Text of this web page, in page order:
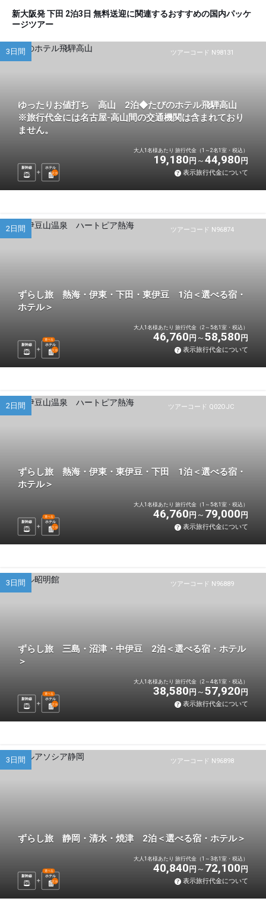
新大阪発 下田 2泊3日 無料送迎に関連するおすすめの国内パッケ
ージツアー
ツアーコード N98131
3日間
ゆったりお値打ち 高山 2泊◆たびのホテル飛騨高山
※旅行代金には名古屋-高山間の交通機関は含まれており
ません。
新幹線
ホテル
2泊
大人1名様あたり 旅行代金（1～2名1室・税込）
19,180 円 44,980 円
表示旅行代金について
ツアーコード N96874
2日間
ずらし旅 熱海・伊東・下田・東伊豆 1泊＜選べる宿・
ホテル＞
新幹線 ホテル
選べる
1 泊
大人1名様あたり 旅行代金（2～5名1室・税込）
46,760 円 58,580 円
表示旅行代金について
ツアーコード Q02OJC
2日間
ずらし旅 熱海・伊東・東伊豆・下田 1泊＜選べる宿・
ホテル＞
新幹線 ホテル
選べる
1 泊
大人1名様あたり 旅行代金（1～5名1室・税込）
46,760 円 79,000 円
表示旅行代金について
ツアーコード N96889
3日間
ずらし旅 三島・沼津・中伊豆 2泊＜選べる宿・ホテル
＞
新幹線 ホテル
選べる
2泊
大人1名様あたり 旅行代金（2～4名1室・税込）
38,580 円 57,920 円
表示旅行代金について
ツアーコード N96898
3日間
ずらし旅 静岡・清水・焼津 2泊＜選べる宿・ホテル＞
新幹線 ホテル
選べる
2泊
大人1名様あたり 旅行代金（1～3名1室・税込）
40,840 円 72,100 円
表示旅行代金について